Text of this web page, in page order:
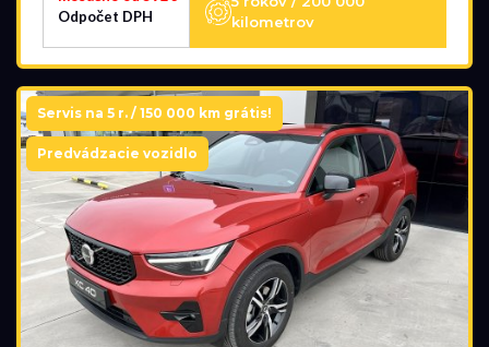
Odpočet DPH
kilometrov
Servis na 5 r. / 150 000 km grátis!
Predvádzacie vozidlo